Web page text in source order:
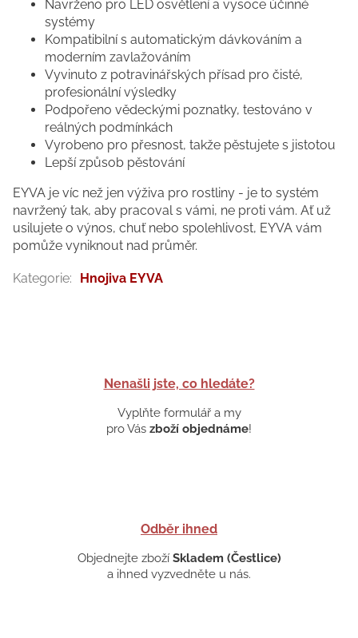
Nenašli jste, co hledáte?
Vyplňte formulář a my
pro Vás zboží objednáme!
Odběr ihned
Objednejte zboží Skladem (Čestlice)
a ihned vyzvedněte u nás.
Navrženo pro LED osvětlení a vysoce účinné
systémy
Kompatibilní s automatickým dávkováním a
moderním zavlažováním
Vyvinuto z potravinářských přísad pro čisté,
profesionální výsledky
Podpořeno vědeckými poznatky, testováno v
reálných podmínkách
Vyrobeno pro přesnost, takže pěstujete s jistotou
Lepší způsob pěstování
EYVA je víc než jen výživa pro rostliny - je to systém
navržený tak, aby pracoval s vámi, ne proti vám. Ať už
usilujete o výnos, chuť nebo spolehlivost, EYVA vám
pomůže vyniknout nad průměr.
Kategorie: Hnojiva EYVA